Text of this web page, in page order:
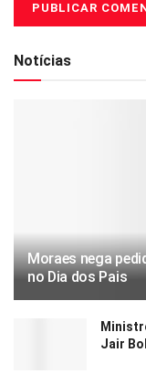
Notícias
Moraes nega
no Dia dos Pais
Jair